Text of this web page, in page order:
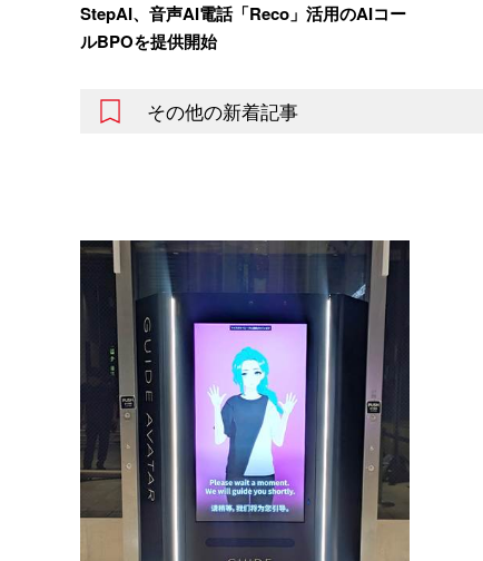
StepAI、音声AI電話「Reco」活用のAIコー
ルBPOを提供開始
その他の新着記事